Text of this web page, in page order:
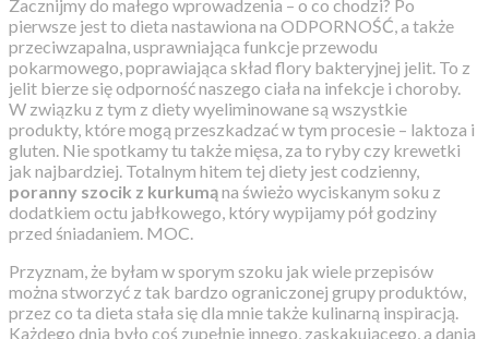
Zacznijmy do małego wprowadzenia – o co chodzi? Po
pierwsze jest to dieta nastawiona na ODPORNOŚĆ, a także
przeciwzapalna, usprawniająca funkcje przewodu
pokarmowego, poprawiająca skład flory bakteryjnej jelit. To z
jelit bierze się odporność naszego ciała na infekcje i choroby.
W związku z tym z diety wyeliminowane są wszystkie
produkty, które mogą przeszkadzać w tym procesie – laktoza i
gluten. Nie spotkamy tu także mięsa, za to ryby czy krewetki
jak najbardziej. Totalnym hitem tej diety jest codzienny,
poranny szocik z kurkumąna świeżo wyciskanym soku z
dodatkiem octu jabłkowego, który wypijamy pół godziny
przed śniadaniem. MOC.
Przyznam, że byłam w sporym szoku jak wiele przepisów
można stworzyć z tak bardzo ograniczonej grupy produktów,
przez co ta dieta stała się dla mnie także kulinarną inspiracją.
Każdego dnia było coś zupełnie innego, zaskakującego, a dania